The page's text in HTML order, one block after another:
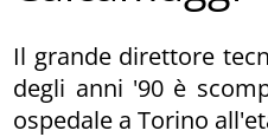
Il grande direttore
degli anni '90 è
ospedale a Torino